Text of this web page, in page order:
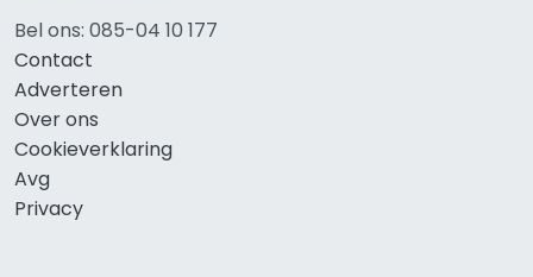
Bel ons: 085-04 10 177
Contact
Adverteren
Over ons
Cookieverklaring
Avg
Privacy